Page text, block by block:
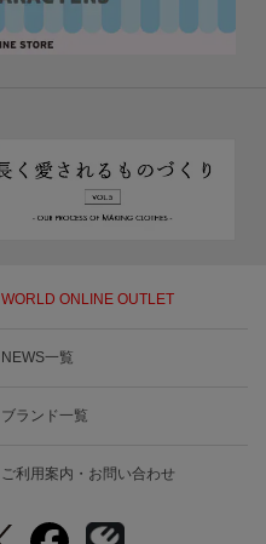
WORLD ONLINE OUTLET
NEWS一覧
ブランド一覧
ご利用案内・お問い合わせ